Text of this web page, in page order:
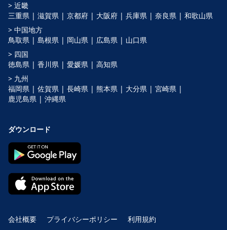
> 近畿
三重県 | 滋賀県 | 京都府 | 大阪府 | 兵庫県 | 奈良県 | 和歌山県
> 中国地方
鳥取県 | 島根県 | 岡山県 | 広島県 | 山口県
> 四国
徳島県 | 香川県 | 愛媛県 | 高知県
> 九州
福岡県 | 佐賀県 | 長崎県 | 熊本県 | 大分県 | 宮崎県 |
鹿児島県 | 沖縄県
ダウンロード
会社概要 プライバシーポリシー 利用規約